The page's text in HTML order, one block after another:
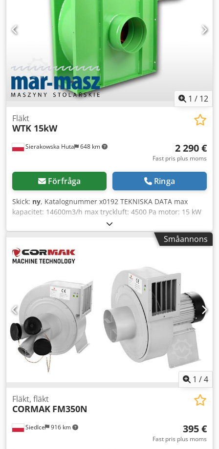
1 / 12
Sierakowska Huta 648 km
Fläkt
WTK 15kW
2 290 €
Fast pris plus moms
Förfråga Ringa
Skick: ny, Katalognummer x0192 TEKNISKA DATA max
kapacitet: 14600m3/h max tryckluft: 4500 Pa motor: 15 kW
varvtal: 2800 varv/min metallrotor: 6 skovlar utdragsrör-
diameter: 325 mm mått L/B/H: 900/880/1050 mm vikt: 265
kg Crodpjx Swrzofx Ahljf – ny enhet Möjlighet till köp av
reduktionsstos mot extra kostnad. Netto pris: 9600 PLN
Netto pris: 2290 EUR beroende på kursen 4,2 EUR (Priser
kan ändras vid större svängningar)
Småannons
1 /4
Siedlce 916 km
Fläkt, fläkt
CORMAK FM350N
395 €
Fast pris plus moms